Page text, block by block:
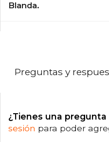
Blanda.
Preguntas y
¿Tienes una
sesión para poder